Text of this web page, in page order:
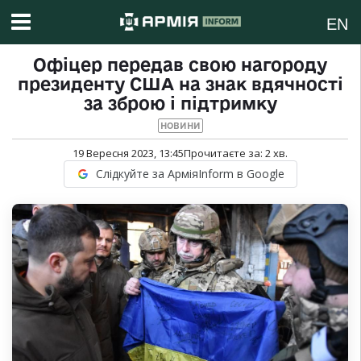
EN
Офіцер передав свою нагороду
президенту США на знак вдячності
за зброю і підтримку
НОВИНИ
19 Вересня 2023, 13:45Прочитаєте за: 2хв.
Слідкуйте за АрміяInform в Google